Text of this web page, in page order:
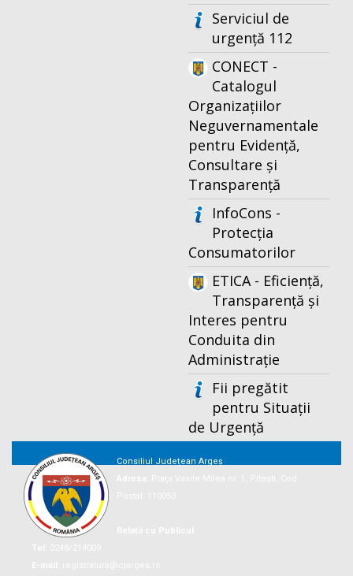
Serviciul de
urgență 112
CONECT -
Catalogul
Organizațiilor
Neguvernamentale
pentru Evidență,
Consultare și
Transparență
InfoCons -
Protecția
Consumatorilor
ETICA - Eficiență,
Transparență și
Interes pentru
Conduita din
Administrație
Fii pregătit
pentru Situații
de Urgență
Consiliul Județean Argeș